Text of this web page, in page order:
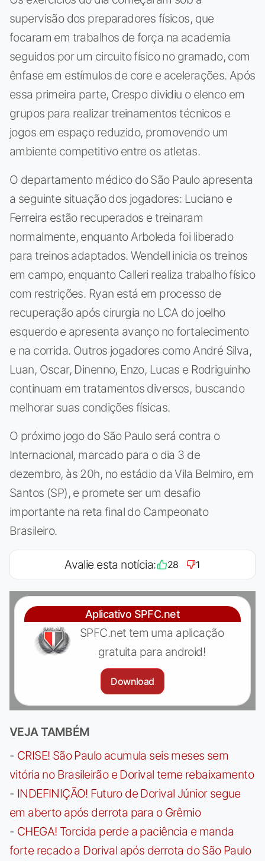
supervisão dos preparadores físicos, que
focaram em trabalhos de força na academia
seguidos por um circuito físico no gramado, com
ênfase em estímulos de core e acelerações. Após
essa primeira parte, Crespo dividiu o elenco em
grupos para realizar treinamentos técnicos e
jogos em espaço reduzido, promovendo um
ambiente competitivo entre os atletas.
O departamento médico do São Paulo apresenta
a seguinte situação dos jogadores: Luciano e
Ferreira estão recuperados e treinaram
normalmente, enquanto Arboleda foi liberado
para treinos adaptados. Wendell inicia os treinos
em campo, enquanto Calleri realiza trabalho físico
com restrições. Ryan está em processo de
recuperação após cirurgia no LCA do joelho
esquerdo e apresenta avanço no fortalecimento
e na corrida. Outros jogadores como André Silva,
Luan, Oscar, Dinenno, Enzo, Lucas e Rodriguinho
continuam em tratamentos diversos, buscando
melhorar suas condições físicas.
O próximo jogo do São Paulo será contra o
Internacional, marcado para o dia 3 de
dezembro, às 20h, no estádio da Vila Belmiro, em
Santos (SP), e promete ser um desafio
importante na reta final do Campeonato
Brasileiro.
Avalie esta notícia: 28 1
Aplicativo SPFC.net
SPFC.net tem uma aplicação
gratuita para android!
Download
VEJA TAMBÉM
- CRISE! São Paulo acumula seis meses sem
vitória no Brasileirão e Dorival teme rebaixamento
- INDEFINIÇÃO! Futuro de Dorival Júnior segue
em aberto após derrota para o Grêmio
- CHEGA! Torcida perde a paciência e manda
forte recado a Dorival após derrota do São Paulo